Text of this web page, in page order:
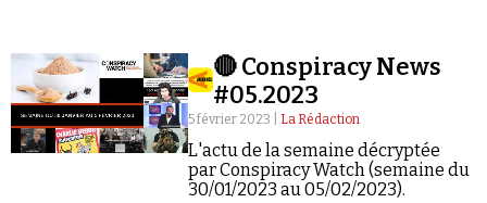
Newsletter🔴 Conspiracy News
#05.2023
5 février 2023 | La Rédaction
L'actu de la semaine décryptée
par Conspiracy Watch (semaine du
30/01/2023 au 05/02/2023).